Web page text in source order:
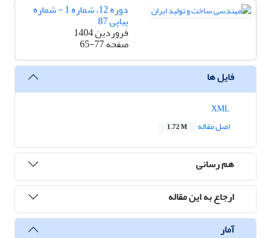
دوره 12، شماره 1 - شماره
پیاپی 87
فروردین 1404
صفحه65-77
فایل ها
اصل مقاله
1.72 M
هم رسانی
ارجاع به این مقاله
آمار